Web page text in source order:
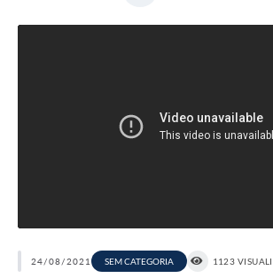
24/08/2021 SEM CATEGORIA 1123